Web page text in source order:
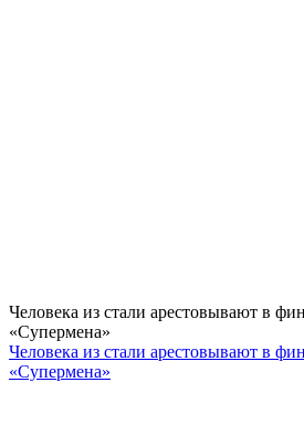
Человека из стали арестовывают в
«Супермена»
Человека из стали арестовывают в
«Супермена»